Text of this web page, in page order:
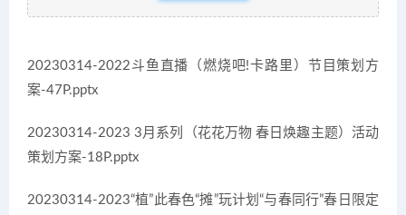
20230314-2022斗鱼直播（燃烧吧!卡路里）节目策划方
案-47P.pptx
20230314-2023 3月系列（花花万物 春日焕趣主题）活动
策划方案-18P.pptx
20230314-2023“植”此春色“摊”玩计划“与春同行”春日限定